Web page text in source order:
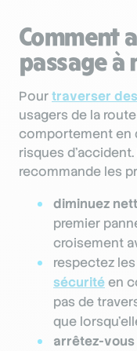
Comment
passage à
Pourtraverser
usagers de la
comportement en
risques
recommande les
diminuez
premier
croisement
respectez
sécuritéen
pas de
que
arrêtez-